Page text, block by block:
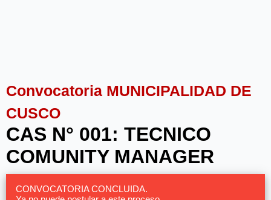
Convocatoria MUNICIPALIDAD DE
CUSCO
CAS N° 001: TECNICO
COMUNITY MANAGER
CONVOCATORIA CONCLUIDA.